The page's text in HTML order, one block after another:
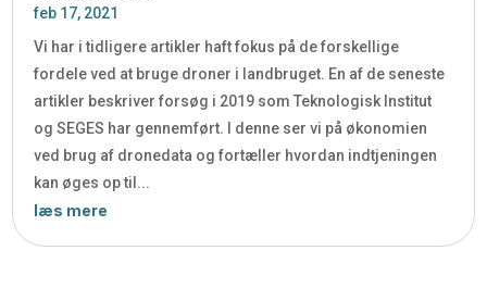
feb 17, 2021
Vi har i tidligere artikler haft fokus på de forskellige
fordele ved at bruge droner i landbruget. En af de seneste
artikler beskriver forsøg i 2019 som Teknologisk Institut
og SEGES har gennemført. I denne ser vi på økonomien
ved brug af dronedata og fortæller hvordan indtjeningen
kan øges op til...
læs mere